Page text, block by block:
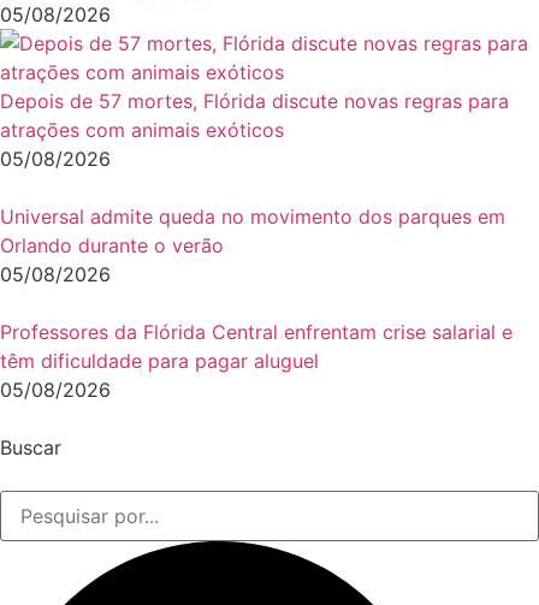
05/08/2026
Depois de 57 mortes, Flórida discute novas regras para
atrações com animais exóticos
05/08/2026
Universal admite queda no movimento dos parques em
Orlando durante o verão
05/08/2026
Professores da Flórida Central enfrentam crise salarial e
têm dificuldade para pagar aluguel
05/08/2026
Buscar